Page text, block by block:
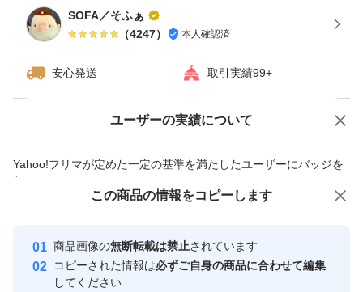
売値を抑える為、下記簡易梱包です。
刃付き本体をまるっと緩衝材で包み
ご了承の上ご検討下さいませ！
緩衝材、PE袋、封筒、
これらも全て新品でお包みします
金土日祝日にご購入された場合、
翌郵便局営業日以降の発送となります
SOFA／そふぁ
（4247） 本人確認済
安心発送 取引実績99+
ユーザーの実績について
Yahoo!フリマが定めた一定の基準を満たしたユーザーにバッジを
付与しています
安心取引出品者
心・安全なユーザーです
取引実績
価格の相談 商品への質問
この商品の情報をコピーします
商品画像の無断転載は禁止されています
コピーされた情報は必ずご自身の商品に合わせて編集
してください
この商品をみている人にオススメ